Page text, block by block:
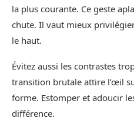
la plus courante. Ce geste
chute. Il vaut mieux
le haut.
Évitez aussi les contrastes
transition brutale attire l’œil
forme. Estomper et adoucir
différence.